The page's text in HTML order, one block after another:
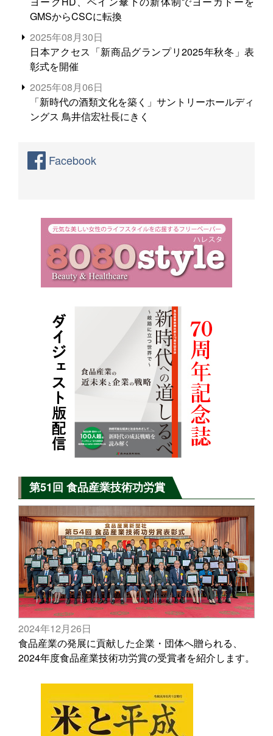
GMSからCSCに転換
2025年08月30日
日本アクセス「新商品グランプリ2025年秋冬」表
彰式を開催
2025年08月06日
「新時代の酒類文化を築く」サントリーホールディ
ングス 鳥井信宏社長にきく
Facebook
第51回 食品産業技術功労賞
2024年12月26日
食品産業の発展に貢献した企業・団体へ贈られる、
2024年度食品産業技術功労賞の受賞者を紹介します。